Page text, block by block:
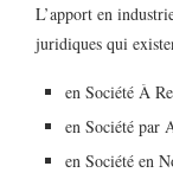
L’apport en
juridiques qui
en Société À
en Société par
en Société en